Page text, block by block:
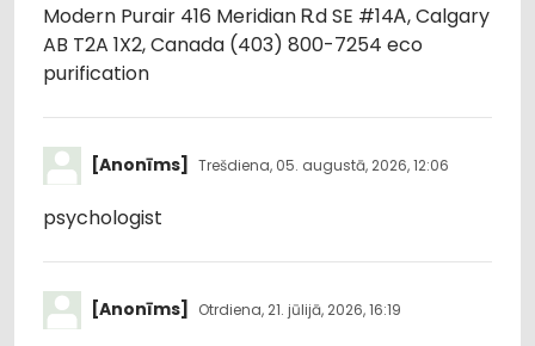
Modern Purair 416 Meridian Ꭱd SE #14Ꭺ, Calgary
AB T2A 1X2, Canada (403) 800-7254 eco
purification
[Anonīms] Trešdiena, 05. augustā, 2026, 12:06
psychologist
[Anonīms] Otrdiena, 21. jūlijā, 2026, 16:19